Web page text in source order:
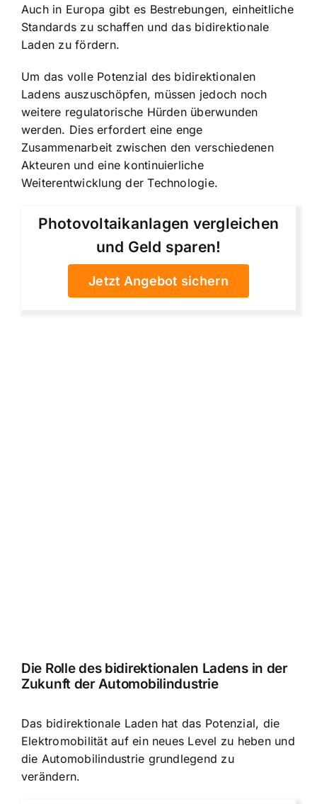
Auch in Europa gibt es Bestrebungen, einheitliche
Standards zu schaffen und das bidirektionale
Laden zu fördern.
Um das volle Potenzial des bidirektionalen
Ladens auszuschöpfen, müssen jedoch noch
weitere regulatorische Hürden überwunden
werden. Dies erfordert eine enge
Zusammenarbeit zwischen den verschiedenen
Akteuren und eine kontinuierliche
Weiterentwicklung der Technologie.
Photovoltaikanlagen vergleichen
und Geld sparen!
Jetzt Angebot sichern
Die Rolle des bidirektionalen Ladens in der
Zukunft der Automobilindustrie
Das bidirektionale Laden hat das Potenzial, die
Elektromobilität auf ein neues Level zu heben und
die Automobilindustrie grundlegend zu
verändern.